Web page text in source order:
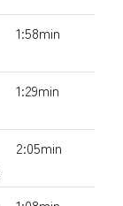
1:58min
1:29min
2:05min